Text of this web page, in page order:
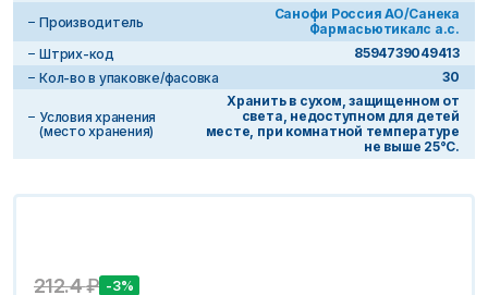
Производитель
Санофи Россия АО/Санека
Фармасьютикалс а.с.
Штрих-код
8594739049413
Кол-во в упаковке/фасовка
30
Условия хранения
(место хранения)
Хранить в сухом, защищенном от
света, недоступном для детей
месте, при комнатной температуре
не выше 25°С.
212.4₽ -3%